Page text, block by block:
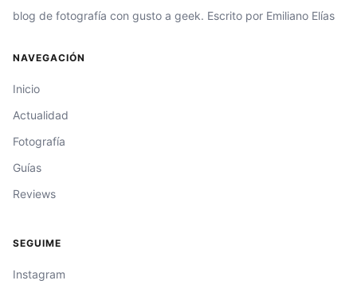
blog de fotografía con gusto a geek. Escrito por Emiliano Elías
NAVEGACIÓN
Inicio
Actualidad
Fotografía
Guías
Reviews
SEGUIME
Instagram